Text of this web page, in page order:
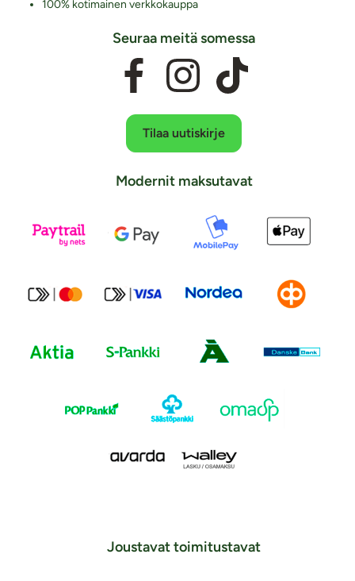
100% kotimainen verkkokauppa
Seuraa meitä somessa
Tilaa uutiskirje
Modernit maksutavat
Joustavat toimitustavat